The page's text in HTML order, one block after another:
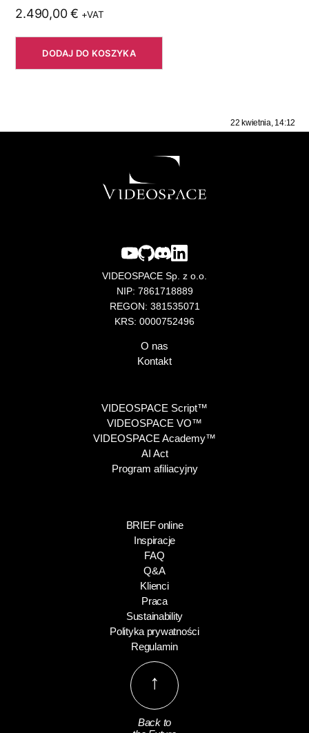
2.490,00€ +VAT
DODAJ DO KOSZYKA
22 kwietnia, 14:12
VIDEOSPACE Sp. z o.o.
NIP: 7861718889
REGON: 381535071
KRS: 0000752496
O nas
Kontakt
VIDEOSPACE Script™
VIDEOSPACE VO™
VIDEOSPACE Academy™
AI Act
Program afiliacyjny
BRIEF online
Inspiracje
FAQ
Q&A
Klienci
Praca
Sustainability
Polityka prywatności
Regulamin
↑
Back to